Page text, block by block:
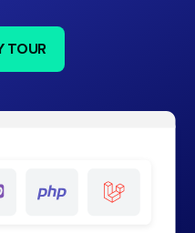
TOUR